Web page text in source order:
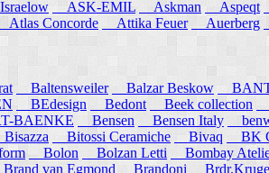
ASK-EMIL Askman Aspeqt
Atlas Concorde Attika Feuer Auerberg
Baltensweiler Balzar Beskow
BEdesign Bedont Beek collection
BAENKE Bensen Bensen Italy
Bitossi Ceramiche Bivaq BK
Bolon Bolzan Letti Bombay
van Egmond Brandoni